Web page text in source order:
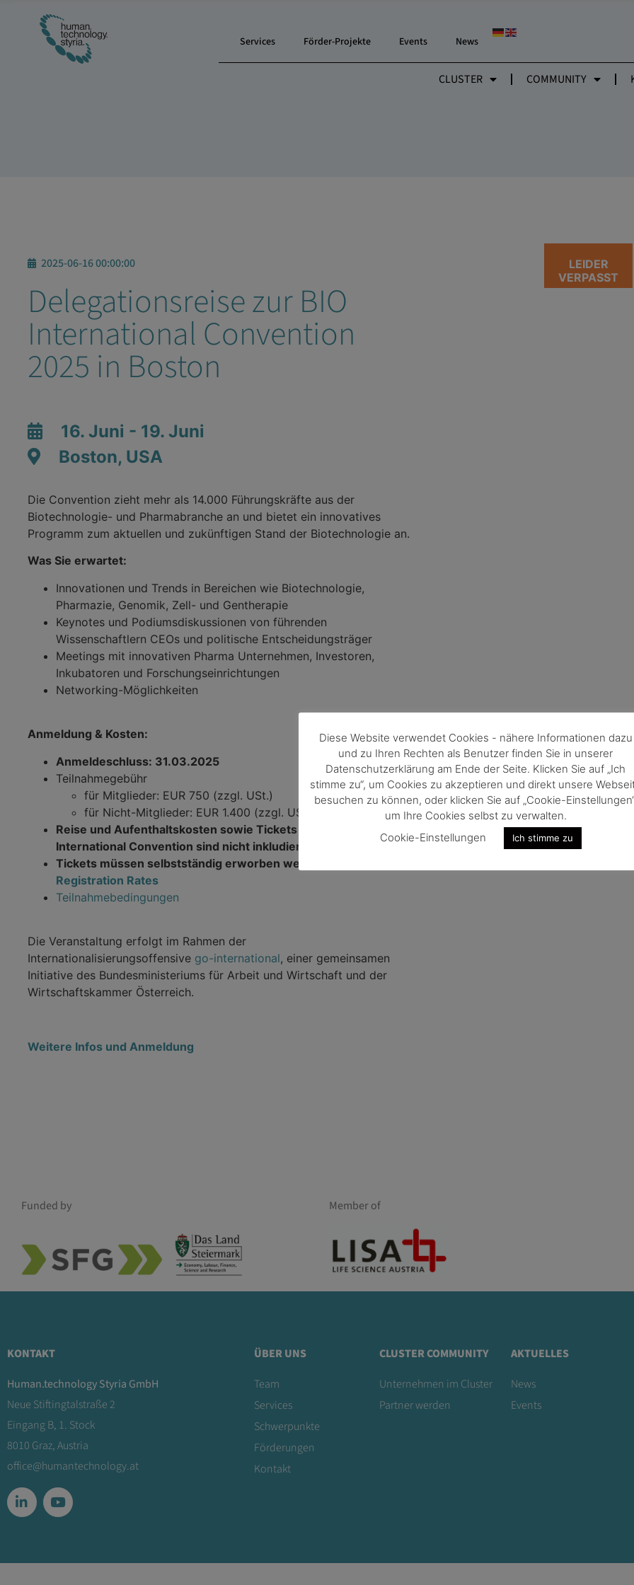
Services Förder-Projekte Events News
CLUSTER COMMUNITY
2025-06-16 00:00:00
Delegationsreise zur BIO
International Convention
2025 in Boston
16. Juni - 19. Juni
Boston, USA
Die Convention zieht mehr als 14.000 Führungskräfte aus der
Biotechnologie- und Pharmabranche an und bietet ein innovatives
Programm zum aktuellen und zukünftigen Stand der Biotechnologie an.
Was Sie erwartet:
Innovationen und Trends in Bereichen wie Biotechnologie,
Pharmazie, Genomik, Zell- und Gentherapie
Keynotes und Podiumsdiskussionen von führenden
Wissenschaftlern CEOs und politische Entscheidungsträger
Meetings mit innovativen Pharma Unternehmen, Investoren,
Inkubatoren und Forschungseinrichtungen
Networking-Möglichkeiten
Anmeldung & Kosten:
Anmeldeschluss: 31.03.2025
Teilnahmegebühr
für Mitglieder: EUR 750 (zzgl. USt.)
für Nicht-Mitglieder: EUR 1.400 (zzgl. USt.)
Reise und Aufenthaltskosten sowie Tickets zur BIO
International Convention sind nicht inkludiert.
Tickets müssen selbstständig erworben werden:
Registration Rates
Teilnahmebedingungen
Die Veranstaltung erfolgt im Rahmen der
Internationalisierungsoffensive go-international, einer gemeinsamen
Initiative des Bundesministeriums für Arbeit und Wirtschaft und der
Wirtschaftskammer Österreich.
Weitere Infos und Anmeldung
LEIDER
VERPASST
Funded by Member of
KONTAKT
Human.technology Styria GmbH
Neue Stiftingtalstraße 2
Eingang B, 1. Stock
8010 Graz, Austria
office@humantechnology.at
ÜBER UNS
Team
Services
Schwerpunkte
Förderungen
Kontakt
CLUSTER COMMUNITY
Unternehmen im Cluster
Partner werden
AKTUELLES
News
Events
Diese Website verwendet Cookies - nähere Informationen dazu
und zu Ihren Rechten als Benutzer finden Sie in unserer
Datenschutzerklärung am Ende der Seite. Klicken Sie auf „Ich
stimme zu“, um Cookies zu akzeptieren und direkt unsere
besuchen zu können, oder klicken Sie auf „Cookie-
um Ihre Cookies selbst zu verwalten.
Cookie-Einstellungen
Ich stimme zu